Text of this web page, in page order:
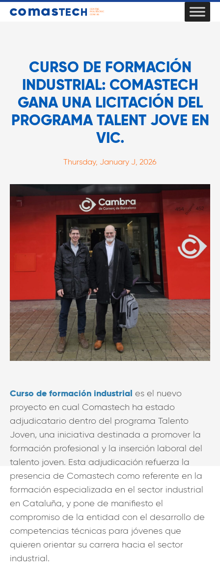
CURSO DE FORMACIÓN
INDUSTRIAL: COMASTECH
GANA UNA LICITACIÓN DEL
PROGRAMA TALENT JOVE EN
VIC.
Thursday, January J, 2026
Curso de formación industrial es el nuevo
proyecto en cual Comastech ha estado
adjudicatario dentro del programa Talento
Joven, una iniciativa destinada a promover la
formación profesional y la inserción laboral del
talento joven. Esta adjudicación refuerza la
presencia de Comastech como referente en la
formación especializada en el sector industrial
en Cataluña, y pone de manifiesto el
compromiso de la entidad con el desarrollo de
competencias técnicas para jóvenes que
quieren orientar su carrera hacia el sector
industrial.